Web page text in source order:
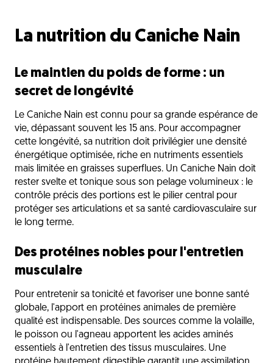
La nutrition du Caniche Nain
Le maintien du poids de forme : un
secret de longévité
Le Caniche Nain est connu pour sa grande espérance de
vie, dépassant souvent les 15 ans. Pour accompagner
cette longévité, sa nutrition doit privilégier une densité
énergétique optimisée, riche en nutriments essentiels
mais limitée en graisses superflues. Un Caniche Nain doit
rester svelte et tonique sous son pelage volumineux : le
contrôle précis des portions est le pilier central pour
protéger ses articulations et sa santé cardiovasculaire sur
le long terme.
Des protéines nobles pour l'entretien
musculaire
Pour entretenir sa tonicité et favoriser une bonne santé
globale, l'apport en protéines animales de première
qualité est indispensable. Des sources comme la volaille,
le poisson ou l'agneau apportent les acides aminés
essentiels à l'entretien des tissus musculaires. Une